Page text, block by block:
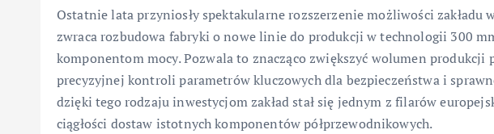
Ostatnie lata przyniosły spektakularne rozszerzenie możliwości zakładu
zwraca rozbudowa fabryki o nowe linie do produkcji w technologii 300
komponentom mocy. Pozwala to znacząco zwiększyć wolumen produkcji
precyzyjnej kontroli parametrów kluczowych dla bezpieczeństwa i
dzięki tego rodzaju inwestycjom zakład stał się jednym z filarów
ciągłości dostaw istotnych komponentów półprzewodnikowych.